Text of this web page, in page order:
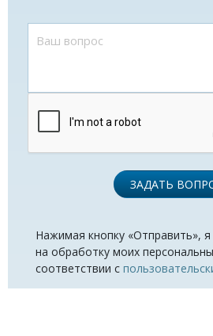
ЗАДАТЬ
Нажимая кнопку «Отправить»,
на обработку моих
соответствии с